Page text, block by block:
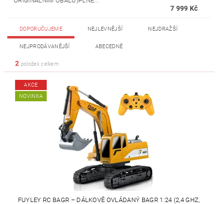
7 999 Kč
DOPORUČUJEME NEJLEVNĚJŠÍ NEJDRAŽŠÍ
NEJPRODÁVANĚJŠÍ ABECEDNĚ
2 položek celkem
AKCE
NOVINKA
FUYLEY RC BAGR – DÁLKOVĚ OVLÁDANÝ BAGR 1:24 (2,4 GHZ,